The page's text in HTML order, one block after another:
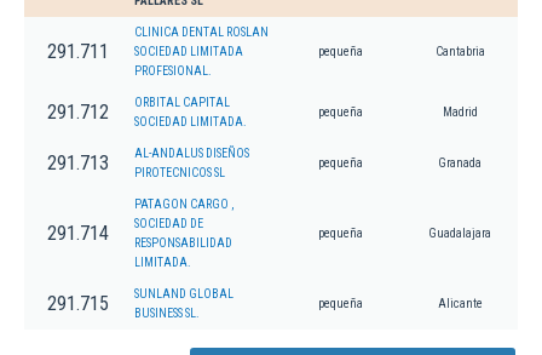
291.711
CLINICA DENTAL ROSLAN
SOCIEDAD LIMITADA
PROFESIONAL.
pequeña Cantabria
291.712
ORBITAL CAPITAL
SOCIEDAD LIMITADA.
pequeña Madrid
291.713
AL-ANDALUS DISEÑOS
PIROTECNICOS SL
pequeña Granada
291.714
PATAGON CARGO ,
SOCIEDAD DE
RESPONSABILIDAD
LIMITADA.
pequeña Guadalajara
291.715
SUNLAND GLOBAL
BUSINESS SL.
pequeña Alicante